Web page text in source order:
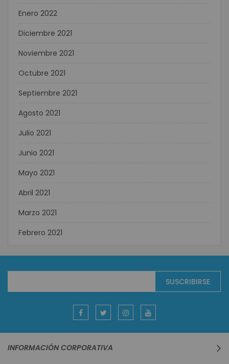
Enero 2022
Diciembre 2021
Noviembre 2021
Octubre 2021
Septiembre 2021
Agosto 2021
Julio 2021
Junio 2021
Mayo 2021
Abril 2021
Marzo 2021
Febrero 2021
boletín
SUSCRIBIRSE
INFORMACIÓN CORPORATIVA